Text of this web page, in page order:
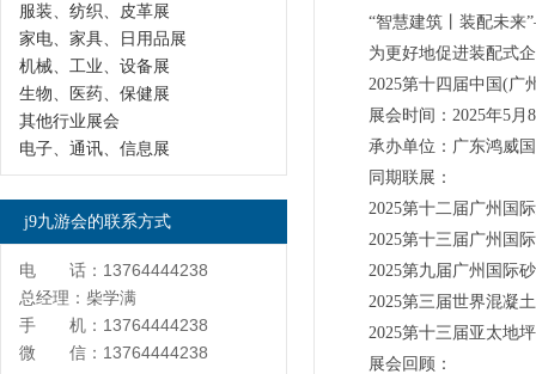
“智慧建筑丨装配未
为更好地促进装配式
2025第十四届中国(广
展会时间：2025年
承办单位：广东鸿威
同期联展：
2025第十二届广州国
2025第十三届广州国
2025第九届广州国际
2025第三届世界混凝
2025第十三届亚太地
展会回顾：
服装、纺织、皮革展
家电、家具、日用品展
机械、工业、设备展
生物、医药、保健展
其他行业展会
电子、通讯、信息展
j9九游会的联系方式
电 话：13764444238
总经理：柴学满
手 机：13764444238
微 信：13764444238